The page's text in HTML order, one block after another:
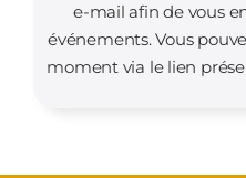
e-mail afin de vous
événements. Vous
moment via le lien